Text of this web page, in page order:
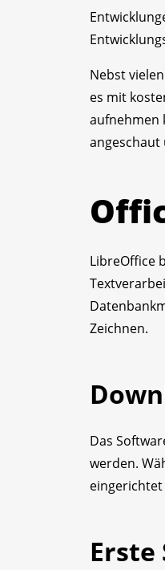
Nebst
es mit
aufnehmen
LibreOffice
Zeichnen.
Das
werden.